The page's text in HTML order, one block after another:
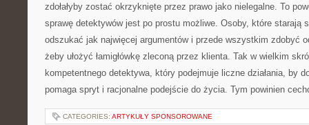
zdołałyby zostać okrzyknięte przez prawo jako nielegalne. To
sprawę detektywów jest po prostu możliwe. Osoby, które starają
odszukać jak najwięcej argumentów i przede wszystkim zdobyć
żeby ułożyć łamigłówkę zleconą przez klienta. Tak w wielkim
kompetentnego detektywa, który podejmuje liczne działania, by
pomaga spryt i racjonalne podejście do życia. Tym powinien
CATEGORIES: ARTYKUŁY SPONSOROWANE